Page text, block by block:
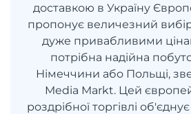
доставкою в Україну
пропонує величезний
дуже привабливими
потрібна надійна
Німеччини або Польщі,
Media Markt. Цей
роздрібної торгівлі